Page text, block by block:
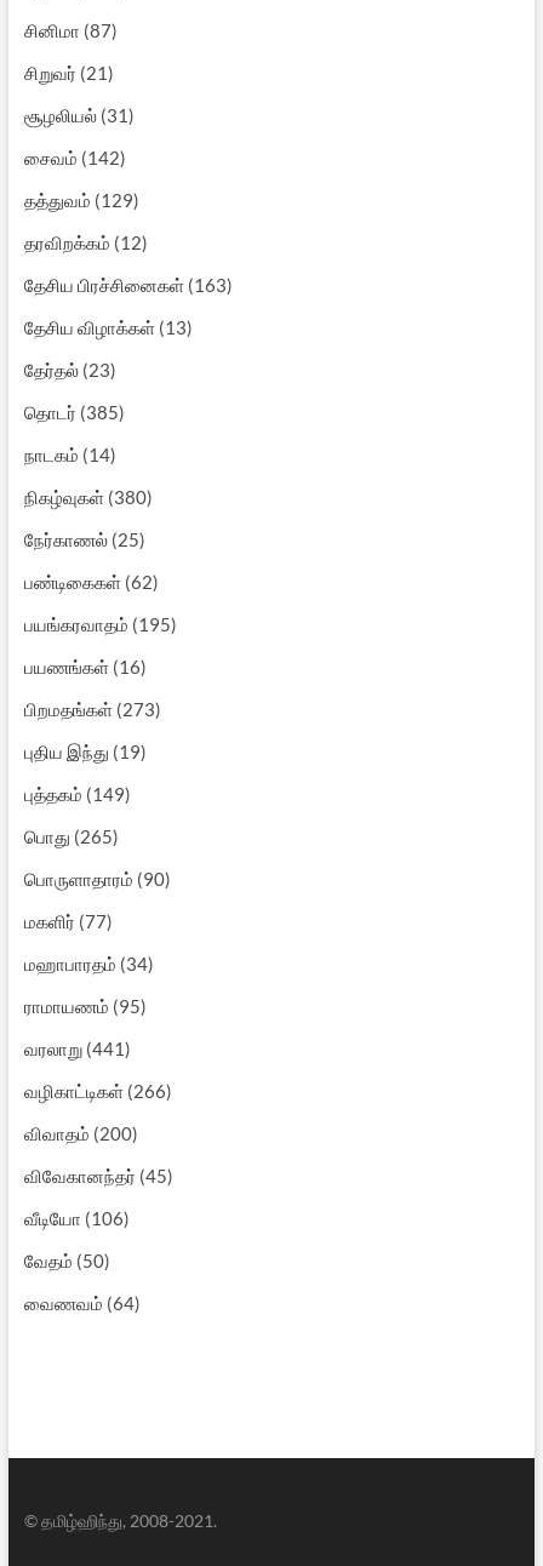
சினிமா (87)
சிறுவர் (21)
சூழலியல்(31)
சைவம் (142)
தத்துவம் (129)
தரவிறக்கம் (12)
தேசிய பிரச்சினைகள்(163)
தேசிய விழாக்கள்(13)
தேர்தல்(23)
தொடர் (385)
நாடகம் (14)
நிகழ்வுகள்(380)
நேர்காணல்(25)
பண்டிகைகள்(62)
பயங்கரவாதம் (195)
பயணங்கள்(16)
பிறமதங்கள்(273)
புதிய இந்து (19)
புத்தகம் (149)
பொது (265)
பொருளாதாரம் (90)
மகளிர் (77)
மஹாபாரதம் (34)
ராமாயணம் (95)
வரலாறு(441)
வழிகாட்டிகள்(266)
விவாதம் (200)
விவேகானந்தர் (45)
வீடியோ (106)
வேதம் (50)
வைணவம் (64)
© தமிழ்ஹிந்து, 2008-2021.